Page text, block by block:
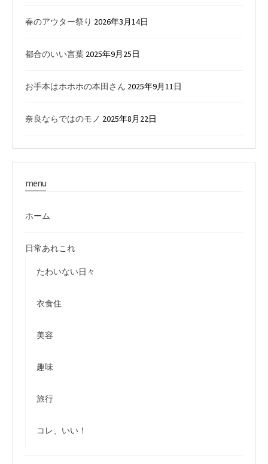
春のアウター祭り 2026年3月14日
都合のいい言葉 2025年9月25日
お手本はホホホの本田さん 2025年9月11日
奈良ならではのモノ 2025年8月22日
menu
ホーム
日常あれこれ
たわいない日々
衣食住
美容
趣味
旅行
コレ、いい！